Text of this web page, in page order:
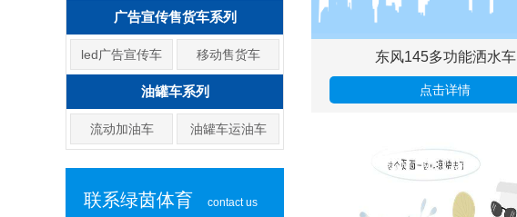
广告宣传售货车系列
led广告宣传车 移动售货车
油罐车系列
流动加油车 油罐车运油车
联系绿茵体育 contact us
东风145多功能洒水车
点击详情